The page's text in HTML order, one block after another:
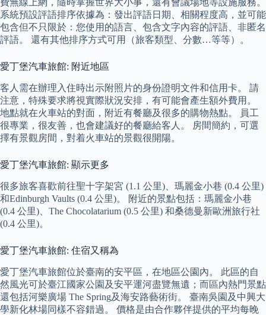
費無線上網，隨時掌握世界大小事，還有會議場地等設施服務。
系統預設評語排序依據為：發出評語日期、相關程度高，並可能
包含但不只限於：您使用的語言、包含文字內容的評語、非匿名
評語。 還有其他排序方式可用（旅客類型、分數…等等）。
愛丁堡汽車旅館: 附近地區
客人需在辦理入住時出示附照片的身份證明文件和信用卡。 請
注意，特殊要求將視實際狀況安排，有可能會產生額外費用。
地點就在火車站的對面，附近有餐廳及很多的購物熱點。 員工
很專業，很友善，也會建議好的餐廳給客人。 房間簡約，可選
擇有景觀房間，對着火車站的景觀很開陽。
愛丁堡汽車旅館: 顯示更多
很多旅客喜歡前往聖十字架宮 (1.1 公里)、瑪麗金小巷 (0.4 公里)
和Edinburgh Vaults (0.4 公里)。 附近的景點包括：瑪麗金小巷
(0.4 公里)、The Chocolatarium (0.5 公里) 和桑德曼新歐洲旅行社
(0.4 公里)。
愛丁堡汽車旅館: 住宿又稱為
愛丁堡汽車旅館位於臺南的安平區，在地區公園內。 此區的自
然風光可於臺江國家公園及安平運河盡覽無遺；而區內熱門景點
還包括河樂廣場 The Spring及海安路藝術街。 臺南吳園及中興大
學新化林場同樣不容錯過。 價格是由合作夥伴提供的平均每晚